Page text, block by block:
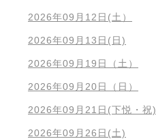
2026年09月12日(土）
2026年09月13日(日)
2026年09月19日（土）
2026年09月20日（日）
2026年09月21日(下悦・祝)
2026年09月26日(土)